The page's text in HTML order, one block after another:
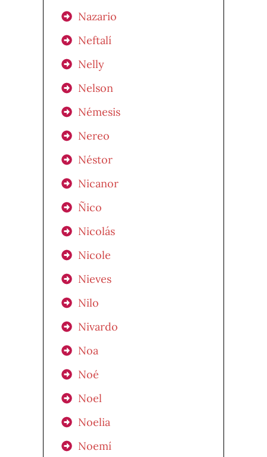
Nazario
Neftalí
Nelly
Nelson
Némesis
Nereo
Néstor
Nicanor
Ñico
Nicolás
Nicole
Nieves
Nilo
Nivardo
Noa
Noé
Noel
Noelia
Noemí